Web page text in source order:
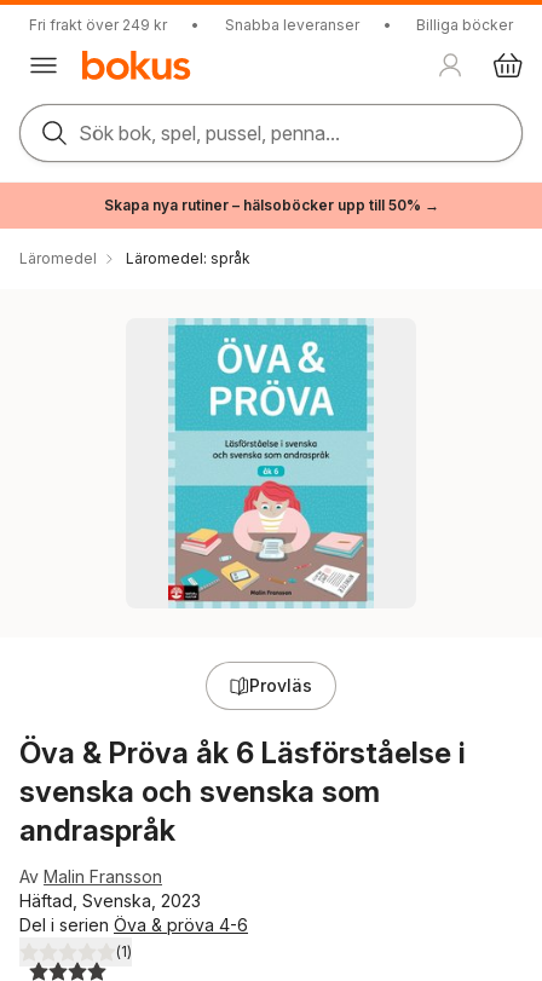
Fri frakt över 249 kr • Snabba leveranser • Billiga böcker
Sök bok, spel, pussel, penna...
Skapa nya rutiner – hälsoböcker upp till 50% →
Läromedel Läromedel: språk
Provläs
Öva & Pröva åk 6 Läsförståelse i
svenska och svenska som
andraspråk
Av Malin Fransson
Häftad, Svenska, 2023
Del i serien Öva & pröva 4-6
4,0utav 5 stjärnor. Totalt antal röster:
(1)